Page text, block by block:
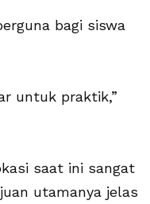
bagi siswa
untuk praktik,”
saat ini sangat
utamanya jelas